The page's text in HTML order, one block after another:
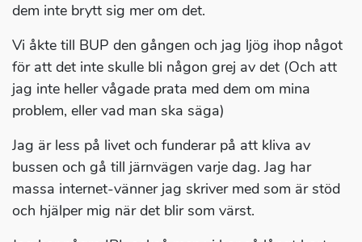
dem inte brytt sig mer om det.
Vi åkte till BUP den gången och jag ljög ihop något
för att det inte skulle bli någon grej av det (Och att
jag inte heller vågade prata med dem om mina
problem, eller vad man ska säga)
Jag är less på livet och funderar på att kliva av
bussen och gå till järnvägen varje dag. Jag har
massa internet-vänner jag skriver med som är stöd
och hjälper mig när det blir som värst.